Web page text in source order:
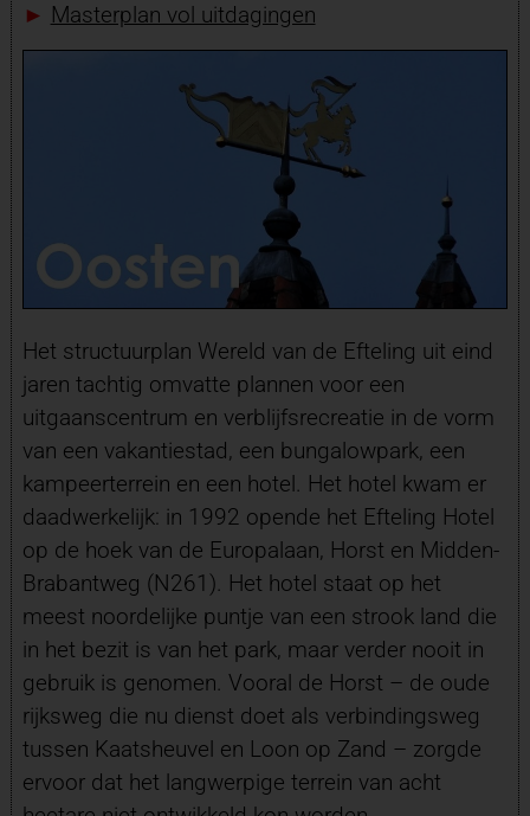
► Masterplan vol uitdagingen
Het structuurplan Wereld van de Efteling uit eind
jaren tachtig omvatte plannen voor een
uitgaanscentrum en verblijfsrecreatie in de vorm
van een vakantiestad, een bungalowpark, een
kampeerterrein en een hotel. Het hotel kwam er
daadwerkelijk: in 1992 opende het Efteling Hotel
op de hoek van de Europalaan, Horst en Midden-
Brabantweg (N261). Het hotel staat op het
meest noordelijke puntje van een strook land die
in het bezit is van het park, maar verder nooit in
gebruik is genomen. Vooral de Horst – de oude
rijksweg die nu dienst doet als verbindingsweg
tussen Kaatsheuvel en Loon op Zand – zorgde
ervoor dat het langwerpige terrein van acht